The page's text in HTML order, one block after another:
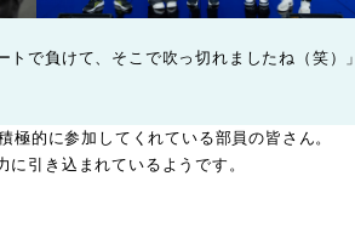
で負けて、そこで吹っ切れましたね（笑）」
的に参加してくれている部員の皆さん。
引き込まれているようです。